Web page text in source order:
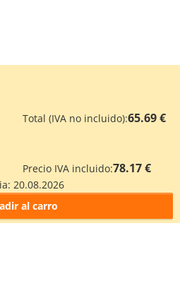
Total (IVA no incluido):65.69 €
Precio IVA incluido:78.17 €
20.08.2026
al carro